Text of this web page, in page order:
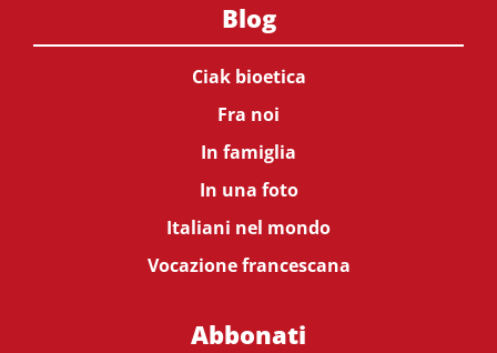
Blog
Ciak bioetica
Fra noi
In famiglia
In una foto
Italiani nel mondo
Vocazione francescana
Abbonati